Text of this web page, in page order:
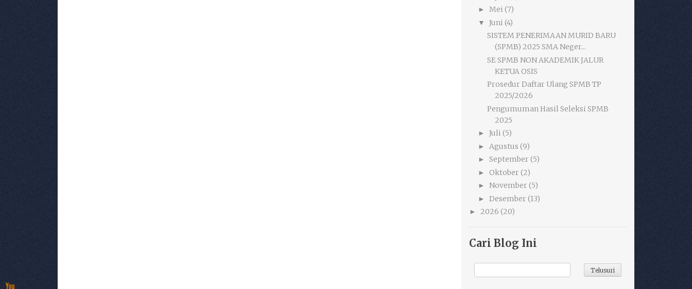
► Mei (7)
▼ Juni (4)
SISTEM PENERIMAAN MURID BARU
(SPMB) 2025 SMA Neger...
SE SPMB NON AKADEMIK JALUR
KETUA OSIS
Prosedur Daftar Ulang SPMB TP
2025/2026
Pengumuman Hasil Seleksi SPMB
2025
► Juli (5)
► Agustus (9)
► September (5)
► Oktober (2)
► November (5)
► Desember (13)
► 2026 (20)
Cari Blog Ini